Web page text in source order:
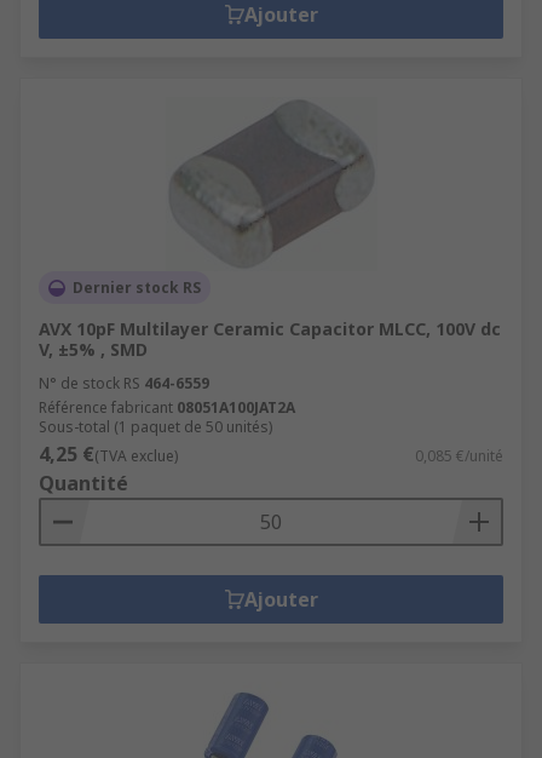
Ajouter
Dernier stock RS
AVX 10pF Multilayer Ceramic Capacitor MLCC, 100V dc
V, ±5% , SMD
N° de stock RS 464-6559
Référence fabricant 08051A100JAT2A
Sous-total (1 paquet de 50 unités)
4,25 €(TVA exclue) 0,085 €/unité
Quantité
Ajouter